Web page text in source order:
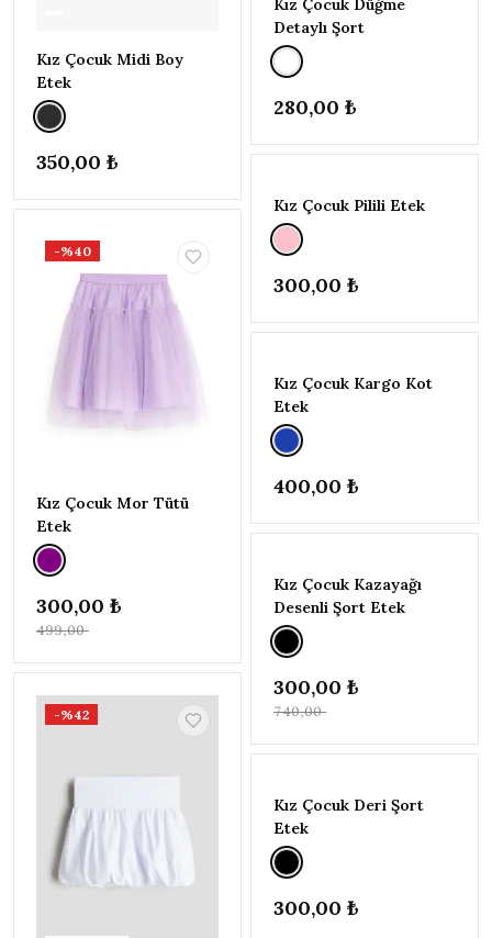
5-6 YAŞ
(110-
6-7 YAŞ
122CM) 4
7-8 YAŞ
(122-
8-9 YAŞ
(128-
134CM)
5
9-10 YAŞ
(134-
140CM)
Kız Çocuk Midi Boy
Etek
350,00 ₺
-%40
Kız Çocuk Mor Tütü
Etek
300,00 ₺
499,00 ₺
-%42
Kız Çocuk Düğme
Detaylı Şort
280,00 ₺
TÜKENDI
Kız Çocuk Pilili Etek
300,00 ₺
TÜKENDI
Kız Çocuk Kargo Kot
Etek
400,00 ₺
-%59
TÜKENDI
Kız Çocuk Kazayağı
Desenli Şort Etek
300,00 ₺
740,00 ₺
TÜKENDI
Kız Çocuk Deri Şort
Etek
300,00 ₺